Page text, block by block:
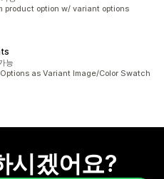
product option w/ variant options
능
as Variant Image/Color Swatch
시겠어요?